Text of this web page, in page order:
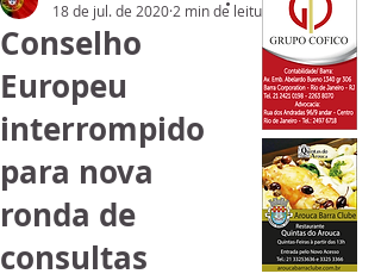
Conselho
Europeu
interrompido
para nova
ronda de
consultas
18 de jul. de 2020 2 min de leitura